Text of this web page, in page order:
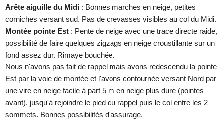
Arête aiguille du Midi : Bonnes marches en neige, petites
corniches versant sud. Pas de crevasses visibles au col du Midi.
Montée pointe Est : Pente de neige avec une trace directe raide,
possibilité de faire quelques zigzags en neige croustillante sur un
fond assez dur. Rimaye bouchée.
Nous n'avons pas fait de rappel mais avons redescendu la pointe
Est par la voie de montée et l'avons contournée versant Nord par
une vire en neige facile à part 5 m en neige plus dure (pointes
avant), jusqu'à rejoindre le pied du rappel puis le col entre les 2
sommets. Bonnes possibilités d'assurage.